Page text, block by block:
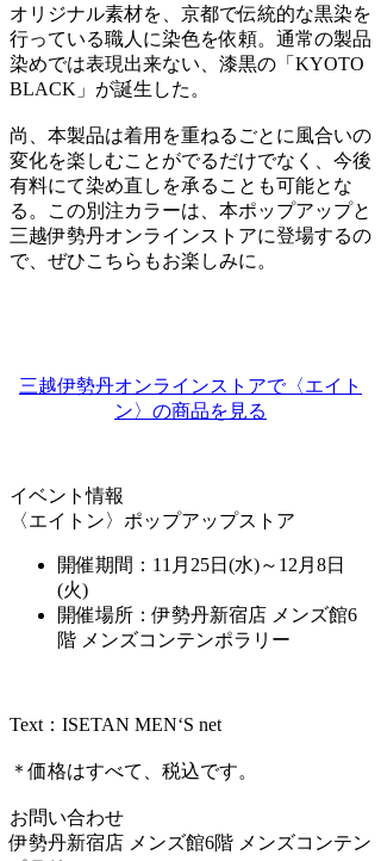
オリジナル素材を、京都で伝統的な黒染を
行っている職人に染色を依頼。通常の製品
染めでは表現出来ない、漆黒の「KYOTO
BLACK」が誕生した。
尚、本製品は着用を重ねるごとに風合いの
変化を楽しむことがでるだけでなく、今後
有料にて染め直しを承ることも可能とな
る。この別注カラーは、本ポップアップと
三越伊勢丹オンラインストアに登場するの
で、ぜひこちらもお楽しみに。
三越伊勢丹オンラインストアで〈エイト
ン〉の商品を見る
イベント情報
〈エイトン〉ポップアップストア
開催期間：11月25日(水)～12月8日
(火)
開催場所：伊勢丹新宿店 メンズ館6
階 メンズコンテンポラリー
Text：ISETAN MEN‘S net
＊価格はすべて、税込です。
お問い合わせ
伊勢丹新宿店 メンズ館6階 メンズコンテン